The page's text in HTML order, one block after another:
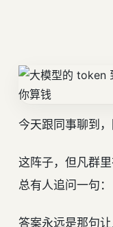
今天跟同事聊到，
这阵子，但凡群
总有人追问一句
答案永远是那句